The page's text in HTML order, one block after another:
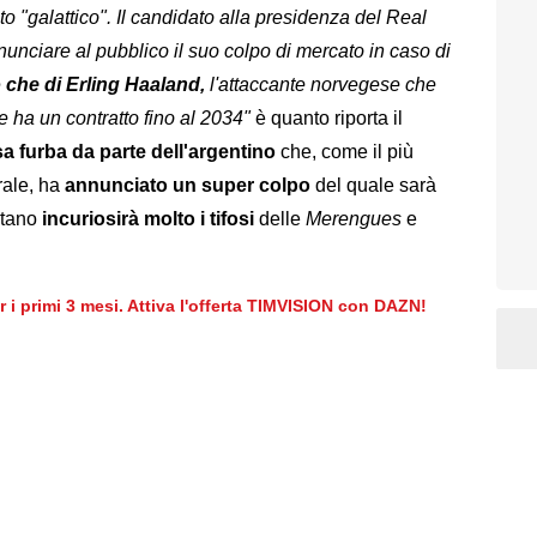
"galattico". Il candidato alla presidenza del Real
al pubblico il suo colpo di mercato in caso di
di Erling Haaland, l'attaccante norvegese che
ha un contratto fino al 2034"è quanto riporta il
furba da parte dell'argentino che, come il più
ha annunciato un super colpo del quale sarà
incuriosirà molto i tifosi delle Merengues e
i primi 3 mesi. Attiva l'offerta TIMVISION con DAZN!